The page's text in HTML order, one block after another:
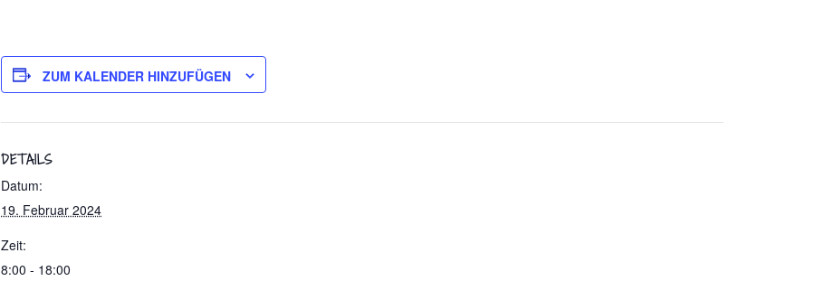
ZUM KALENDER HINZUFÜGEN
DETAILS
Datum:
19. Februar 2024
Zeit:
8:00 - 18:00